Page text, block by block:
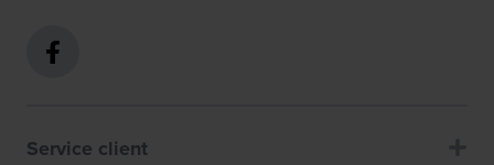
Service client